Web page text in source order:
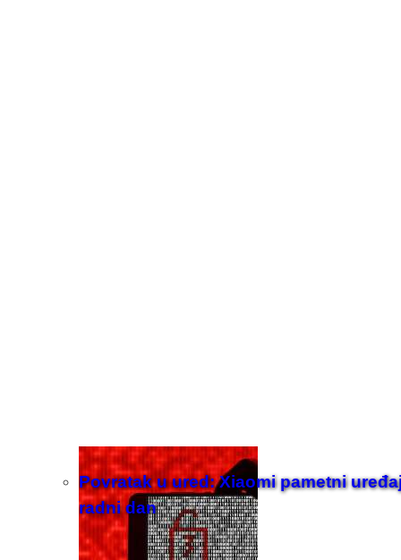
Povratak u ured: Xiaomi pametni
radni dan